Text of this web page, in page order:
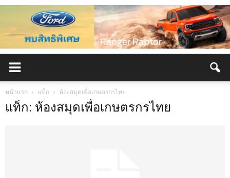
หน้าแรก แท็ก ห้องสมุดเพื่อเกษตรกรไทย
แท็ก: ห้องสมุดเพื่อเกษตรกรไทย